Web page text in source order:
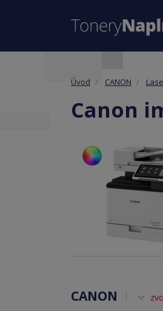
Úvod CANON
Canon
CANON